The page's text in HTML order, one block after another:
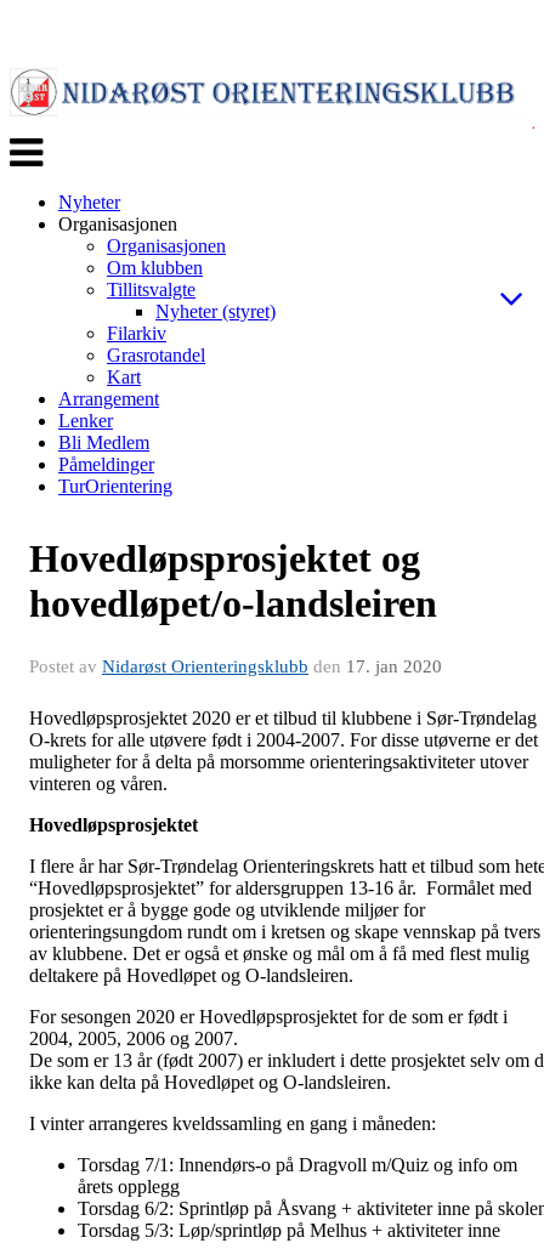
Veksle
navigasjon
Nyheter
Organisasjonen
Organisasjonen
Om klubben
Tillitsvalgte
Nyheter (styret)
Filarkiv
Grasrotandel
Kart
Arrangement
Lenker
Bli Medlem
Påmeldinger
TurOrientering
Hovedløpsprosjektet og
hovedløpet/o-landsleiren
Postet av Nidarøst Orienteringsklubb den 17. jan 2020
Hovedløpsprosjektet 2020 er et tilbud til klubbene i Sør-Trøndelag
O-krets for alle utøvere født i 2004-2007. For disse utøverne er det
muligheter for å delta på morsomme orienteringsaktiviteter utover
vinteren og våren.
Hovedløpsprosjektet
I flere år har Sør-Trøndelag Orienteringskrets hatt et tilbud som
“Hovedløpsprosjektet” for aldersgruppen 13-16 år. Formålet med
prosjektet er å bygge gode og utviklende miljøer for
orienteringsungdom rundt om i kretsen og skape vennskap på tvers
av klubbene. Det er også et ønske og mål om å få med flest mulig
deltakere på Hovedløpet og O-landsleiren.
For sesongen 2020 er Hovedløpsprosjektet for de som er født i
2004, 2005, 2006 og 2007.
De som er 13 år (født 2007) er inkludert i dette prosjektet selv om
ikke kan delta på Hovedløpet og O-landsleiren.
I vinter arrangeres kveldssamling en gang i måneden:
Torsdag 7/1: Innendørs-o på Dragvoll m/Quiz og info om
årets opplegg
Torsdag 6/2: Sprintløp på Åsvang + aktiviteter inne på
Torsdag 5/3: Løp/sprintløp på Melhus + aktiviteter inne